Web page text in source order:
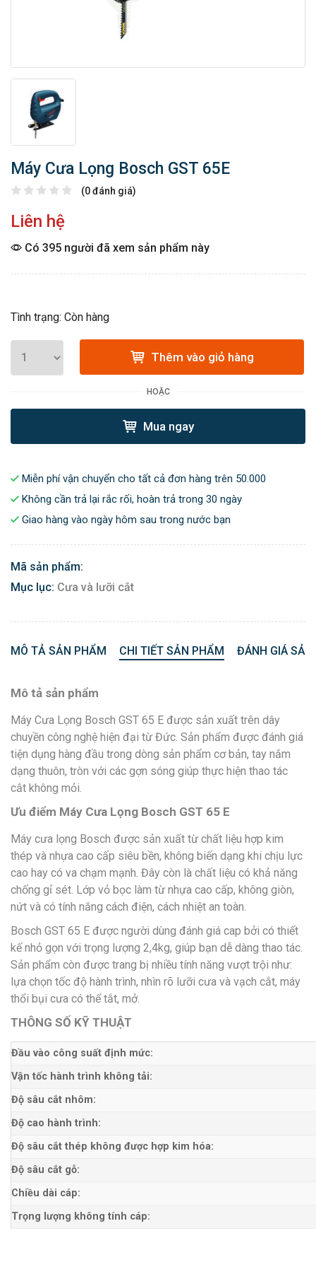
Máy Cưa Lọng Bosch GST 65E
(0 đánh giá)
Liên hệ
Có 395 người đã xem sản phẩm này
Tình trạng: Còn hàng
Thêm vào giỏ hàng
HOẶC
Mua ngay
Miễn phí vận chuyển cho tất cả đơn hàng trên 50.000
Không cần trả lại rắc rối, hoàn trả trong 30 ngày
Giao hàng vào ngày hôm sau trong nước bạn
Mã sản phẩm:
Mục lục: Cưa và lưỡi cắt
MÔ TẢ SẢN PHẨM CHI TIẾT SẢN PHẨM ĐÁNH GIÁ
Mô tả sản phẩm
Máy Cưa Lọng Bosch GST 65 E được sản xuất trên dây
chuyền công nghệ hiện đại từ Đức. Sản phẩm được đánh giá
tiện dụng hàng đầu trong dòng sản phẩm cơ bản, tay nắm
dạng thuôn, tròn với các gợn sóng giúp thực hiện thao tác
cắt không mỏi.
Ưu điểm Máy Cưa Lọng Bosch GST 65 E
Máy cưa lọng Bosch được sản xuất từ chất liệu hợp kim
thép và nhựa cao cấp siêu bền, không biến dạng khi chịu lực
cao hay có va chạm mạnh. Đây còn là chất liệu có khả năng
chống gỉ sét. Lớp vỏ bọc làm từ nhựa cao cấp, không giòn,
nứt và có tính năng cách điện, cách nhiệt an toàn.
Bosch GST 65 E được người dùng đánh giá cap bởi có thiết
kế nhỏ gọn với trọng lượng 2,4kg, giúp bạn dễ dàng thao tác.
Sản phẩm còn được trang bị nhiều tính năng vượt trội như:
lựa chọn tốc độ hành trình, nhìn rõ lưỡi cưa và vạch cắt, máy
thổi bụi cưa có thể tắt, mở.
THÔNG SỐ KỸ THUẬT
Đầu vào công suất định mức:
Vận tốc hành trình không tải:
Độ sâu cắt nhôm:
Độ cao hành trình:
Độ sâu cắt thép không được hợp kim hóa:
Độ sâu cắt gỗ:
Chiều dài cáp:
Trọng lượng không tính cáp: